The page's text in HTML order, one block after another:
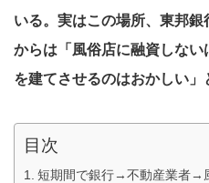
いる。実はこの場所、東邦
からは「風俗店に融資しな
を建てさせるのはおかしい」
目次
短期間で銀行→不動産業者→